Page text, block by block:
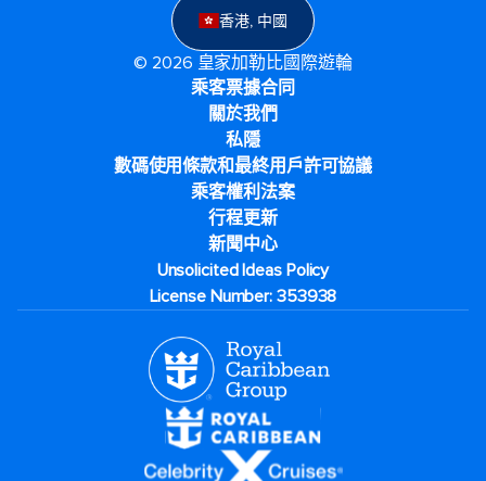
香港, 中國
© 2026 皇家加勒比國際遊輪
乘客票據合同
關於我們
私隱
數碼使用條款和最終用戶許可協議
乘客權利法案
行程更新
新聞中心
Unsolicited Ideas Policy
License Number: 353938